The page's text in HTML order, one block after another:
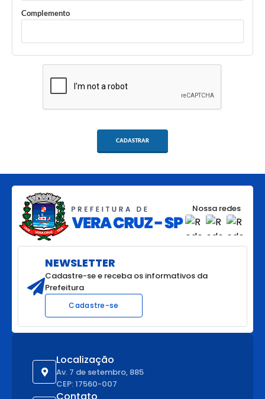
Complemento
CADASTRAR
Localização
Av. 7 de setembro, 885
CEP: 17560-007
Nossa redes
NEWSLETTER
Cadastre-se e receba os informativos da
Prefeitura
Cadastre-se